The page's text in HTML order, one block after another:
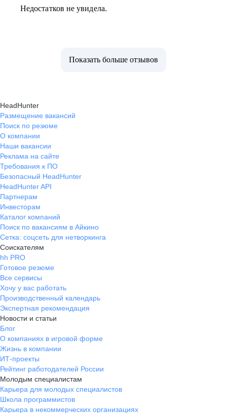
Недостатков не увидела.
Показать больше отзывов
HeadHunter
Размещение вакансий
Поиск по резюме
О компании
Наши вакансии
Реклама на сайте
Требования к ПО
Безопасный HeadHunter
HeadHunter API
Партнерам
Инвесторам
Каталог компаний
Поиск по вакансиям в Айкино
Сетка: соцсеть для нетворкинга
Соискателям
hh PRO
Готовое резюме
Все сервисы
Хочу у вас работать
Производственный календарь
Экспертная рекомендация
Новости и статьи
Блог
О компаниях в игровой форме
Жизнь в компании
ИТ-проекты
Рейтинг работодателей России
Молодым специалистам
Карьера для молодых специалистов
Школа программистов
Карьера в некоммерческих организациях